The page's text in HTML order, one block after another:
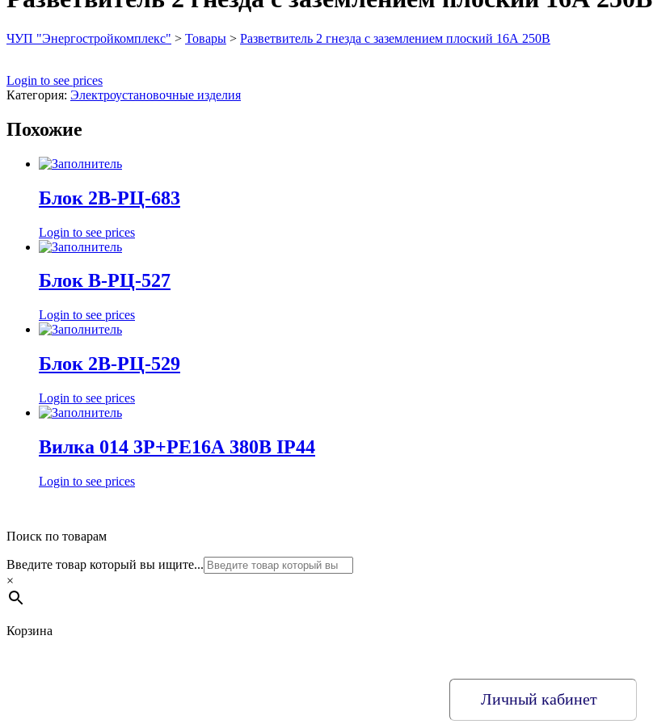
ЧУП "Энергостройкомплекс" > Товары > Разветвитель 2 гнезда с заземлением плоский 16А 250B
Login to see prices
Категория: Электроустановочные изделия
Похожие
Блок 2В-РЦ-683
Login to see prices
Блок В-РЦ-527
Login to see prices
Блок 2В-РЦ-529
Login to see prices
Вилка 014 3Р+РЕ16А 380В IP44
Login to see prices
Поиск по товарам
Введите товар который вы ищите...
×
Корзина
Личный кабинет